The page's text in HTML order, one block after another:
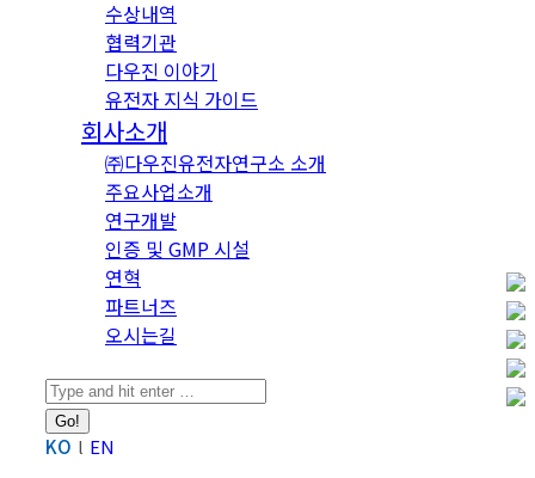
수상내역
협력기관
다우진 이야기
유전자 지식 가이드
회사소개
㈜다우진유전자연구소 소개
주요사업소개
연구개발
인증 및 GMP 시설
연혁
파트너즈
오시는길
Search:
KO EN